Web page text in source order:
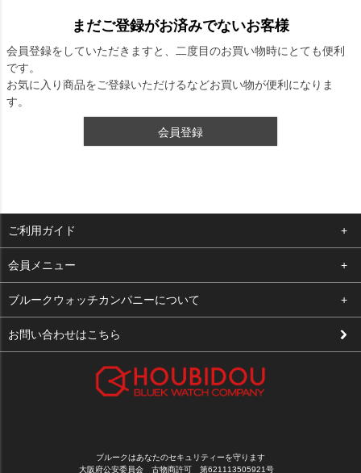
まだご登録がお済みでないお客様
会員登録をしていただきますと、二度目のお買い物時にとても便利
です。
お気に入り商品をご登録いただけるなどお買い物が便利になりま
す。
会員登録
ご利用ガイド
よくある質問
支払い・送料
修理依頼
会員メニュー
ログイン
お気に入り
ブルークウォッチカンパニーについて
会社概要
お問い合わせはこちら
ブルークはあなたのセキュリティーを守ります
大阪府公安委員会 古物商許可 第621113505921号